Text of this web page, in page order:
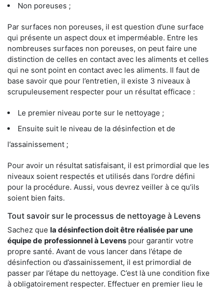
Non poreuses ;
Par surfaces non poreuses, il est question d’une surface
qui présente un aspect doux et imperméable. Entre les
nombreuses surfaces non poreuses, on peut faire une
distinction de celles en contact avec les aliments et celles
qui ne sont point en contact avec les aliments. Il faut de
base savoir que pour l’entretien, il existe 3 niveaux à
scrupuleusement respecter pour un résultat efficace :
Le premier niveau porte sur le nettoyage ;
Ensuite suit le niveau de la désinfection et de
l’assainissement ;
Pour avoir un résultat satisfaisant, il est primordial que les
niveaux soient respectés et utilisés dans l’ordre défini
pour la procédure. Aussi, vous devrez veiller à ce qu’ils
soient bien faits.
Tout savoir sur le processus de nettoyage à Levens
Sachez que la désinfection doit être réalisée par une
équipe de professionnel à Levens pour garantir votre
propre santé. Avant de vous lancer dans l’étape de
désinfection ou d’assainissement, il est primordial de
passer par l’étape du nettoyage. C’est là une condition fixe
à obligatoirement respecter. Effectuer en premier lieu le